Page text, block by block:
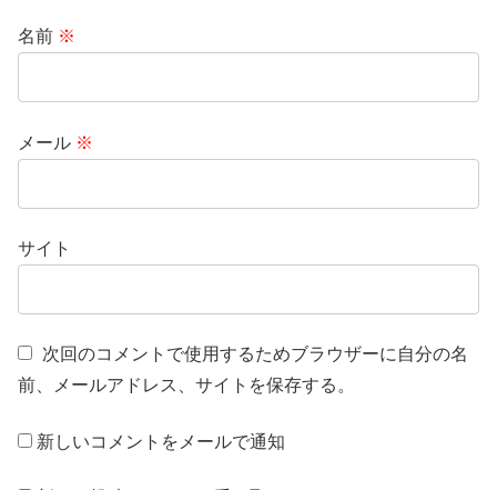
名前 ※
メール ※
サイト
次回のコメントで使用するためブラウザーに自分の名
前、メールアドレス、サイトを保存する。
新しいコメントをメールで通知